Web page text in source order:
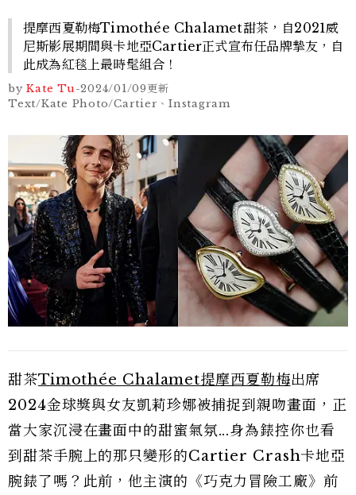
提摩西夏勒梅Timothée Chalamet甜茶，自2021威
尼斯影展期間與卡地亞Cartier正式宣布任品牌摯友，自
此成為紅毯上最時髦組合！
by Kate Tu-2024/01/09更新
Text/Kate Photo/Cartier、Instagram
甜茶Timothée Chalamet提摩西夏勒梅出席
2024金球獎與女友凱莉珍娜被捕捉到親吻畫面，正
當大家沉浸在畫面中的甜蜜氣氛...身為錶控你也看
到甜茶手腕上的那只變形的Cartier Crash卡地亞
腕錶了嗎？此前，他主演的《巧克力冒險工廠》前